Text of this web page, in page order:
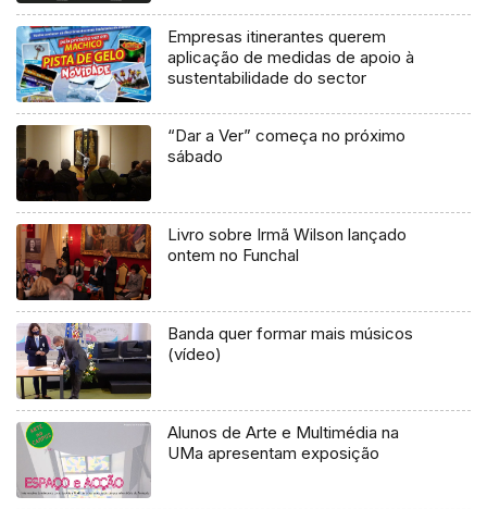
Empresas itinerantes querem
aplicação de medidas de apoio à
sustentabilidade do sector
“Dar a Ver” começa no próximo
sábado
Livro sobre Irmã Wilson lançado
ontem no Funchal
Banda quer formar mais músicos
(vídeo)
Alunos de Arte e Multimédia na
UMa apresentam exposição